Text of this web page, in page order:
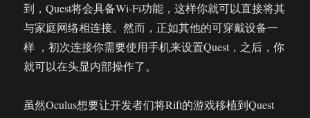
到，Quest将会具备Wi-Fi功能，这样你就可以直接将其
与家庭网络相连接。然而，正如其他的可穿戴设备一
样 ，初次连接你需要使用手机来设置Quest，之后，你
就可以在头显内部操作了。
虽然Oculus想要让开发者们将Rift的游戏移植到Quest